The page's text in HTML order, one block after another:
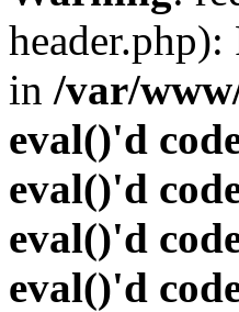
in /var/
eval()'d
eval()'d
eval()'d
eval()'d